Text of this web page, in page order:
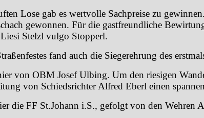
Lose gab es wertvolle Sachpreise zu
gewonnen. Für die gastfreundliche
Stelzl vulgo Stopperl.
fand auch die Siegerehrung des
von OBM Josef Ulbing. Um den riesigen
von Schiedsrichter Alfred Eberl einen
die FF St.Johann i.S., gefolgt von den Wehren